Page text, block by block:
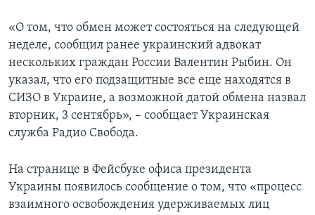
«О том, что обмен может состояться на следующей
неделе, сообщил ранее украинский адвокат
нескольких граждан России Валентин Рыбин. Он
указал, что его подзащитные все еще находятся в
СИЗО в Украине, а возможной датой обмена назвал
вторник, 3 сентябрь», – сообщает Украинская
служба Радио Свобода.
На странице в Фейсбуке офиса президента
Украины появилось сообщение о том, что «процесс
взаимного освобождения удерживаемых лиц